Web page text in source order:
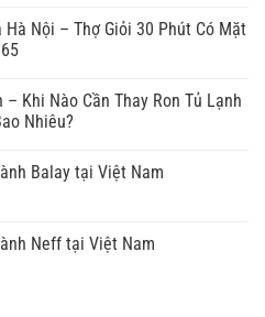
Hà Nội – Thợ Giỏi 30 Phút Có Mặt
– Khi Nào Cần Thay Ron Tủ Lạnh
Nhiêu?
Balay tại Việt Nam
Neff tại Việt Nam